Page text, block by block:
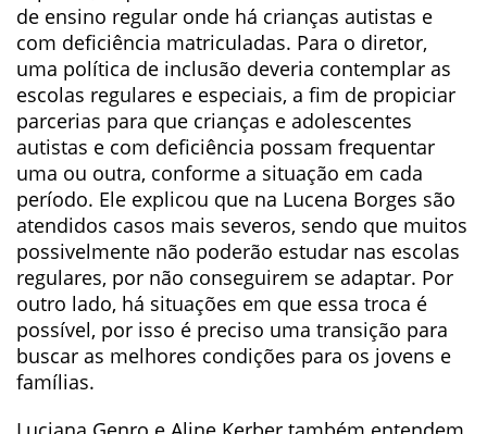
de ensino regular onde há crianças autistas e
com deficiência matriculadas. Para o diretor,
uma política de inclusão deveria contemplar as
escolas regulares e especiais, a fim de propiciar
parcerias para que crianças e adolescentes
autistas e com deficiência possam frequentar
uma ou outra, conforme a situação em cada
período. Ele explicou que na Lucena Borges são
atendidos casos mais severos, sendo que muitos
possivelmente não poderão estudar nas escolas
regulares, por não conseguirem se adaptar. Por
outro lado, há situações em que essa troca é
possível, por isso é preciso uma transição para
buscar as melhores condições para os jovens e
famílias.